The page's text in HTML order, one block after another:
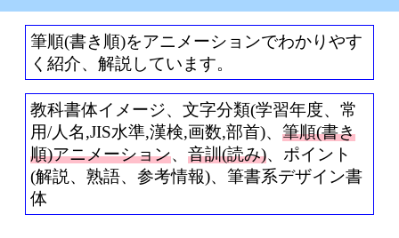
筆順(書き順)をアニメーションでわかりやす
く紹介、解説しています。
教科書体イメージ、文字分類(学習年度、常
用/人名,JIS水準,漢検,画数,部首)、 筆順(書き
順)アニメーション、 音訓(読み)、ポイント
(解説、熟語、参考情報)、筆書系デザイン書
体